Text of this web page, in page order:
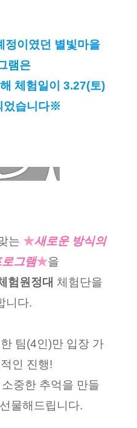
정이였던 별빛마을
램은
체험일이 3.27(토)
었습니다※
는 ★새로운 방식의
그램★을
험원정대 체험단을
니다.
팀(4인)만 입장 가
인 진행!
중한 추억을 만들
물해드립니다.